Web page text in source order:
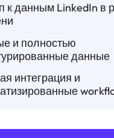
к данным LinkedIn в
и полностью
данные
интеграция и